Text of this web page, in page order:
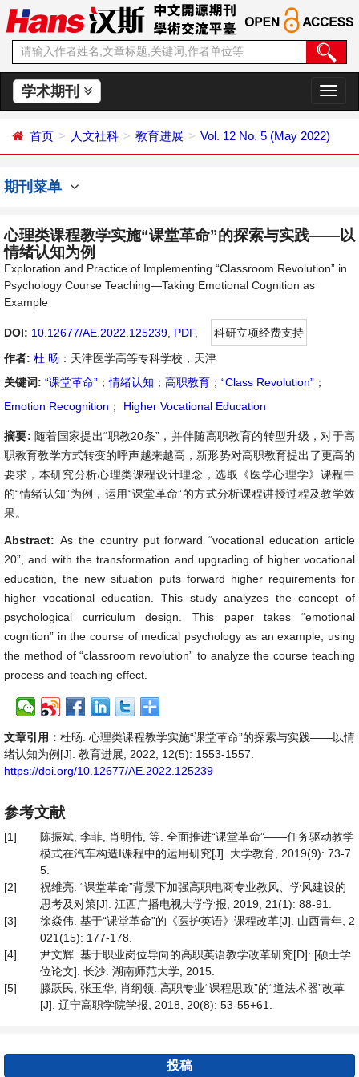
学术期刊
切
换
航
首页 人文社科 教育进展 Vol. 12 No. 5 (May 2022)
期刊菜单
心理类课程教学实施“课堂革命”的探索与实践——以
情绪认知为例
Exploration and Practice of Implementing “Classroom Revolution” in
Psychology Course Teaching—Taking Emotional Cognition as
Example
DOI: 10.12677/AE.2022.125239 PDF,
科研立项经费支持
作者: 杜 旸 ：天津医学高等专科学校，天津
关键词: “课堂革命” ；情绪认知 ； 高职教育 ； “Class Revolution” ；
Emotion Recognition ； Higher Vocational Education
摘要: 随着国家提出“职教20条”，并伴随高职教育的转型升级，对于高
职教育教学方式转变的呼声越来越高，新形势对高职教育提出了更高的
要求，本研究分析心理类课程设计理念，选取《医学心理学》课程中
的“情绪认知”为例，运用“课堂革命”的方式分析课程讲授过程及教学效
果。
Abstract: As the country put forward “vocational education article
20”, and with the transformation and upgrading of higher vocational
education, the new situation puts forward higher requirements for
higher vocational education. This study analyzes the concept of
psychological curriculum design. This paper takes “emotional
cognition” in the course of medical psychology as an example, using
the method of “classroom revolution” to analyze the course teaching
process and teaching effect.
文章引用： 杜旸. 心理类课程教学实施“课堂革命”的探索与实践——以情
绪认知为例[J]. 教育进展, 2022, 12(5): 1553-1557.
https://doi.org/10.12677/AE.2022.125239
参考文献
[1]
陈振斌, 李菲, 肖明伟, 等. 全面推进“课堂革命”——任务驱动教学
模式在汽车构造I课程中的运用研究[J]. 大学教育, 2019(9): 73-7
5.
[2]
祝维亮. “课堂革命”背景下加强高职电商专业教风、学风建设的
思考及对策[J]. 江西广播电视大学学报, 2019, 21(1): 88-91.
[3]
徐焱伟. 基于“课堂革命”的《医护英语》课程改革[J]. 山西青年, 2
021(15): 177-178.
[4]
尹文辉. 基于职业岗位导向的高职英语教学改革研究[D]: [硕士学
位论文]. 长沙: 湖南师范大学, 2015.
[5]
滕跃民, 张玉华, 肖纲领. 高职专业“课程思政”的“道法术器”改革
[J]. 辽宁高职学院学报, 2018, 20(8): 53-55+61.
投稿